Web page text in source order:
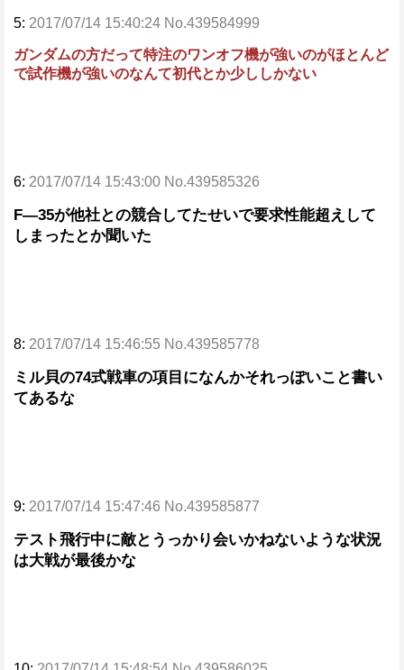
5: 2017/07/14 15:40:24 No.439584999
ガンダムの方だって特注のワンオフ機が強いのがほとんど
で試作機が強いのなんて初代とか少ししかない
6: 2017/07/14 15:43:00 No.439585326
F―35が他社との競合してたせいで要求性能超えして
しまったとか聞いた
8: 2017/07/14 15:46:55 No.439585778
ミル貝の74式戦車の項目になんかそれっぽいこと書い
てあるな
9: 2017/07/14 15:47:46 No.439585877
テスト飛行中に敵とうっかり会いかねないような状況
は大戦が最後かな